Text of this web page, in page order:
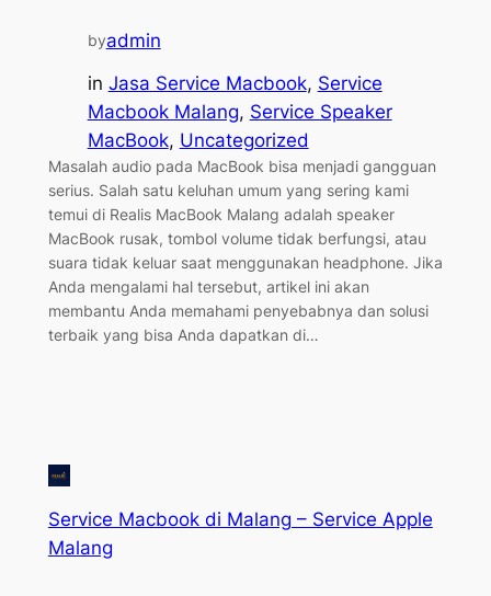
byadmin
in Jasa Service Macbook, Service
Macbook Malang, Service Speaker
MacBook, Uncategorized
Masalah audio pada MacBook bisa menjadi gangguan
serius. Salah satu keluhan umum yang sering kami
temui di Realis MacBook Malang adalah speaker
MacBook rusak, tombol volume tidak berfungsi, atau
suara tidak keluar saat menggunakan headphone. Jika
Anda mengalami hal tersebut, artikel ini akan
membantu Anda memahami penyebabnya dan solusi
terbaik yang bisa Anda dapatkan di…
Service Macbook di Malang – Service Apple
Malang